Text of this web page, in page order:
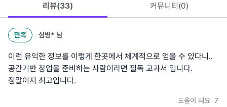
리뷰(33) 커뮤니티(0)
만족 심병* 님
이런 유익한 정보를 이렇게 한곳에서 체계적으로 얻을 수 있다니..
공간기반 창업을 준비하는 사람이라면 필독 교과서 입니다.
정말이지 최고입니다.
도움이 돼요 7